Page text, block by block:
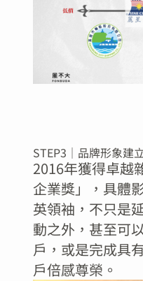
STEP3｜品牌形象建
2016年獲得卓越
企業獎」，具體
英領袖，不只是
動之外，甚至可
戶，或是完成具
戶倍感尊榮。